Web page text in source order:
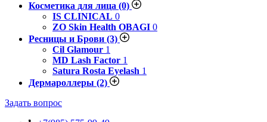
Косметика для лица (0)
IS CLINICAL 0
ZO Skin Health OBAGI 0
Ресницы и Брови (3)
Cil Glamour 1
MD Lash Factor 1
Satura Rosta Eyelash 1
Дермароллеры (2)
Задать вопрос